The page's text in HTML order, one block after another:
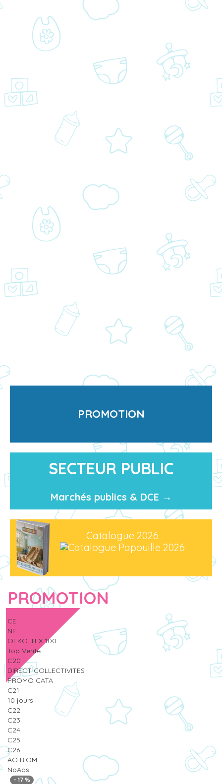
PROMOTION
SECTEUR PUBLIC
Marchés publics & DCE →
Catalogue 2026
PROMOTION
CE
NF
OEKO-TEX 100
Top Vente
C20
DIRECT COLLECTIVITES
PROMO CATA
C21
10 jours
C22
C23
C24
C25
C26
AO RIOM
NoAds
- 17 %